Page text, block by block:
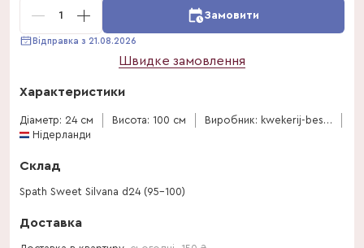
1 Замовити
Відправка з 21.08.2026
Швидке замовлення
Характеристики
Діаметр: 24 см Висота: 100 см
Виробник: kwekerij-bestplant
Нідерланди
Склад
Spath Sweet Silvana d24 (95-100)
Доставка